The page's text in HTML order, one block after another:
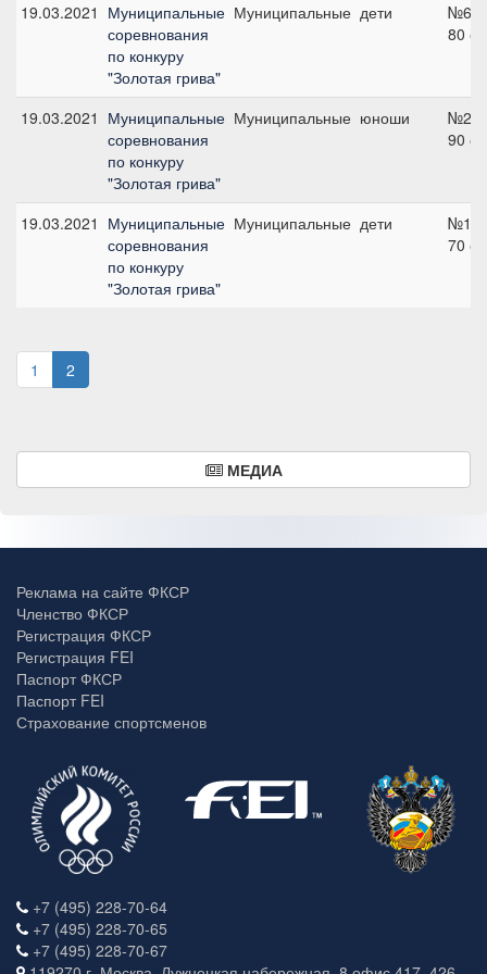
19.03.2021 Муниципальные
соревнования
по конкуру
"Золотая грива"
Муниципальные дети
№6,
80 см
19.03.2021 Муниципальные
соревнования
по конкуру
"Золотая грива"
Муниципальные юноши
№2,
90 см
19.03.2021 Муниципальные
соревнования
по конкуру
"Золотая грива"
Муниципальные дети
№1,
70 см
1 2
МЕДИА
Реклама на сайте ФКСР
Членство ФКСР
Регистрация ФКСР
Регистрация FEI
Паспорт ФКСР
Паспорт FEI
Страхование спортсменов
+7 (495) 228-70-64
+7 (495) 228-70-65
+7 (495) 228-70-67